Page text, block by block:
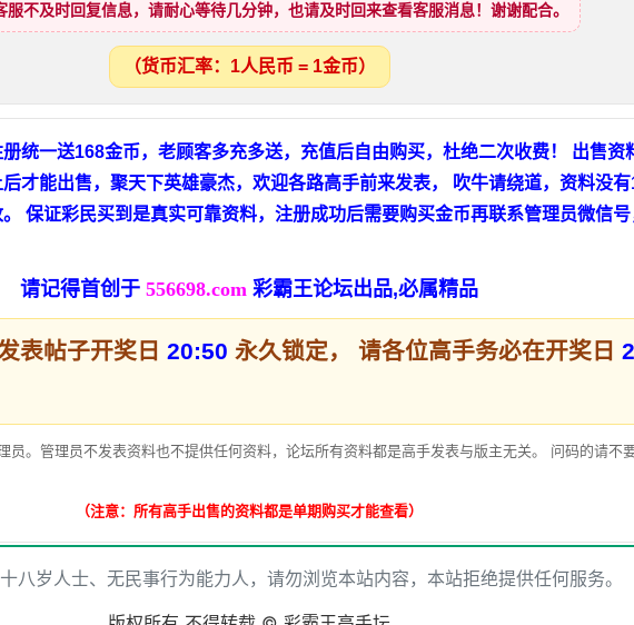
服不及时回复信息，请耐心等待几分钟，也请及时回来查看客服消息！谢谢配合。
（货币汇率：1人民币 = 1金币）
统一送168金币，老顾客多充多送，充值后自由购买，杜绝二次收费！ 出售资
才能出售，聚天下英雄豪杰，欢迎各路高手前来发表， 吹牛请绕道，资料没
保证彩民买到是真实可靠资料，注册成功后需要购买金币再联系管理员微信号
请记得首创于 556698.com 彩霸王论坛出品,必属精品
表帖子开奖日 20:50 永久锁定， 请各位高手务必在开奖日
员。管理员不发表资料也不提供任何资料，论坛所有资料都是高手发表与版主无关。 问码的请不
（注意：所有高手出售的资料都是单期购买才能查看）
八岁人士、无民事行为能力人，请勿浏览本站内容，本站拒绝提供任何服务。